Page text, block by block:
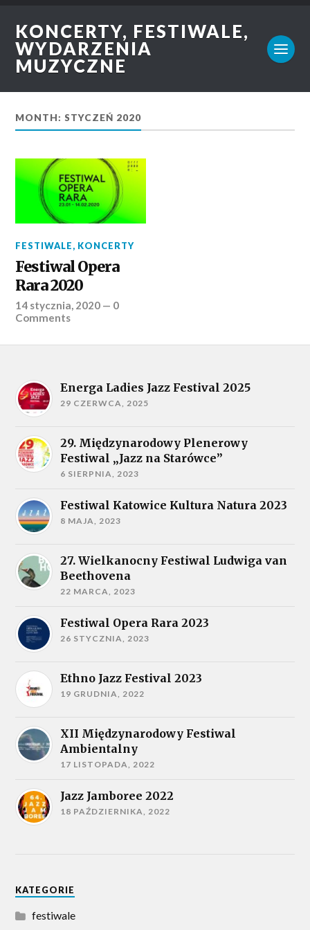
KONCERTY, FESTIWALE,
WYDARZENIA
MUZYCZNE
MONTH: STYCZEŃ 2020
FESTIWALE, KONCERTY
Festiwal Opera
Rara 2020
14 stycznia, 2020 — 0
Comments
Energa Ladies Jazz Festival 2025
29 CZERWCA, 2025
29. Międzynarodowy Plenerowy
Festiwal „Jazz na Starówce”
6 SIERPNIA, 2023
Festiwal Katowice Kultura Natura 2023
8 MAJA, 2023
27. Wielkanocny Festiwal Ludwiga van
Beethovena
22 MARCA, 2023
Festiwal Opera Rara 2023
26 STYCZNIA, 2023
Ethno Jazz Festival 2023
19 GRUDNIA, 2022
XII Międzynarodowy Festiwal
Ambientalny
17 LISTOPADA, 2022
Jazz Jamboree 2022
18 PAŹDZIERNIKA, 2022
KATEGORIE
festiwale